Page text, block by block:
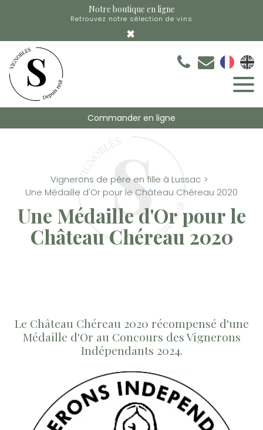
Notre boutique en ligne
Retrouvez notre sélection de vins
×
Commander en ligne
Vignerons de père en fille à Lussac
Une Médaille d'Or pour le Château Chéreau 2020
Une Médaille d'Or pour le
Château Chéreau 2020
Le Château Chéreau 2020 récompensé d'une
Médaille d'Or au Concours des Vignerons
Indépendants 2024.
Panneau de gestion des cookies